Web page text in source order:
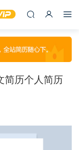
简历个人简历